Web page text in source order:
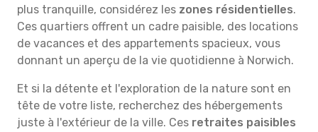
plus tranquille, considérez les zones résidentielles.
Ces quartiers offrent un cadre paisible, des locations
de vacances et des appartements spacieux, vous
donnant un aperçu de la vie quotidienne à Norwich.
Et si la détente et l'exploration de la nature sont en
tête de votre liste, recherchez des hébergements
juste à l'extérieur de la ville. Ces retraites paisibles